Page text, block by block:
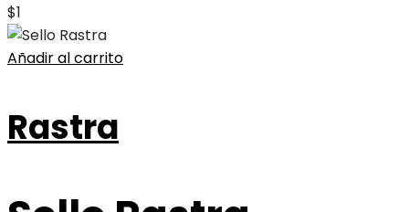
$1
Añadir al carrito
Rastra